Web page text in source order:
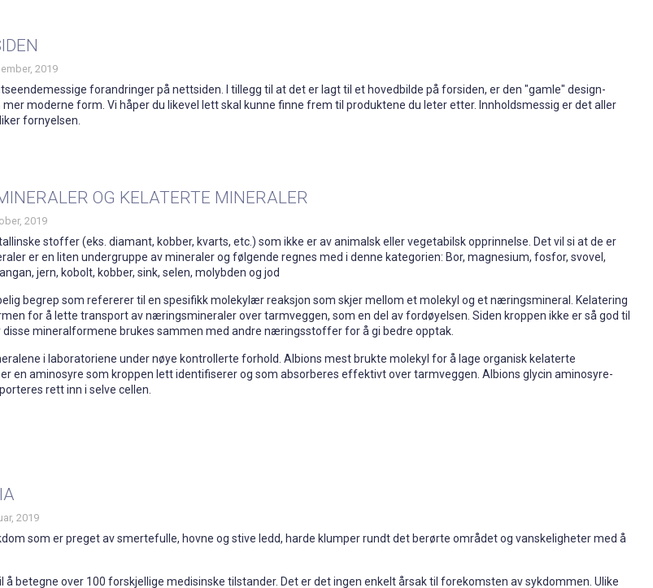
2019
forandringer på nettsiden. I tillegg til at det er lagt til et hovedbilde på forsiden, er den "gamle" design-
moderne form. Vi håper du likevel lett skal kunne finne frem til produktene du leter etter. Innholdsmessig er det aller
fornyelsen.
OG KELATERTE MINERALER
2019
stoffer (eks. diamant, kobber, kvarts, etc.) som ikke er av animalsk eller vegetabilsk opprinnelse. Det vil si at de er
er en liten undergruppe av mineraler og følgende regnes med i denne kategorien: Bor, magnesium, fosfor, svovel,
jern, kobolt, kobber, sink, selen, molybden og jod
begrep som refererer til en spesifikk molekylær reaksjon som skjer mellom et molekyl og et næringsmineral. Kelatering
for å lette transport av næringsmineraler over tarmveggen, som en del av fordøyelsen. Siden kroppen ikke er så god til
mineralformene brukes sammen med andre næringsstoffer for å gi bedre opptak.
i laboratoriene under nøye kontrollerte forhold. Albions mest brukte molekyl for å lage organisk kelaterte
en aminosyre som kroppen lett identifiserer og som absorberes effektivt over tarmveggen. Albions glycin aminosyre-
rett inn i selve cellen.
2019
som er preget av smertefulle, hovne og stive ledd, harde klumper rundt det berørte området og vanskeligheter med å
å betegne over 100 forskjellige medisinske tilstander. Det er det ingen enkelt årsak til forekomsten av sykdommen. Ulike